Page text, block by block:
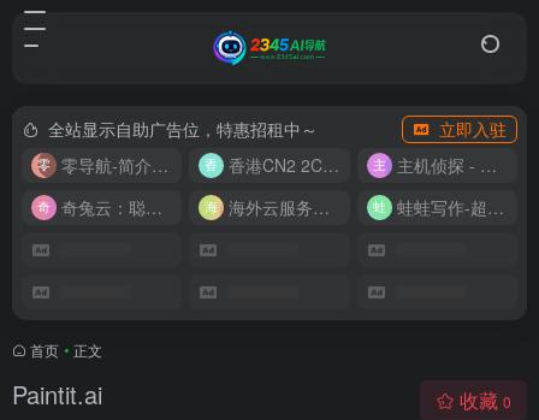
全站显示自助广告位，特惠招租中～
立即入驻
零导航-简介实用的网址导航
香港CN2 2C2G20M 9.9/月
主机侦探 - 少花钱，用好云
奇兔云：聪明人的“省”钱计划！
海外云服务器全网最低价 蛙蛙写作-超级AI智能写作助手
首页 • 正文
Paintit.ai 收藏 0